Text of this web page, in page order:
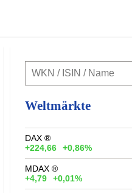
Weltmärkte
DAX ®
+224,66
+0,86%
MDAX ®
+4,79
+0,01%